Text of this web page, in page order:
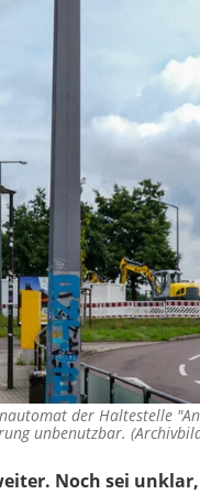
der Haltestelle
unbenutzbar.
Noch sei